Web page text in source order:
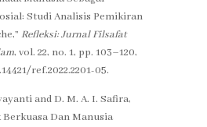
Studi Analisis Pemikiran
Refleksi: Jurnal Filsafat
, vol. 22, no. 1, pp. 103–120,
ref.2022.2201-05.
and D. M. A. I. Safira,
Berkuasa Dan Manusia